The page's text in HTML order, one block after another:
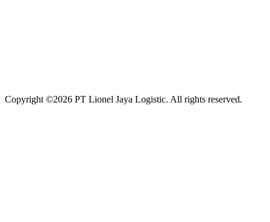
Copyright ©2026 PT Lionel Jaya Logistic. All rights reserved.